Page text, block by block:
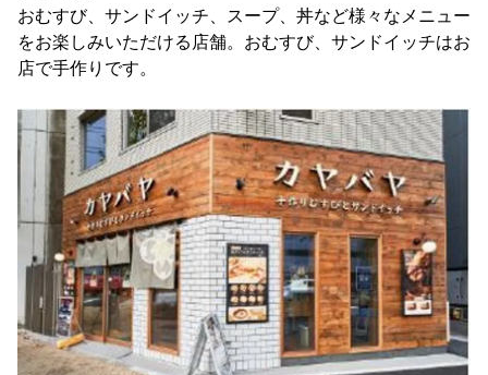
おむすび、サンドイッチ、スープ、丼など様々なメニュー
をお楽しみいただける店舗。おむすび、サンドイッチはお
店で手作りです。